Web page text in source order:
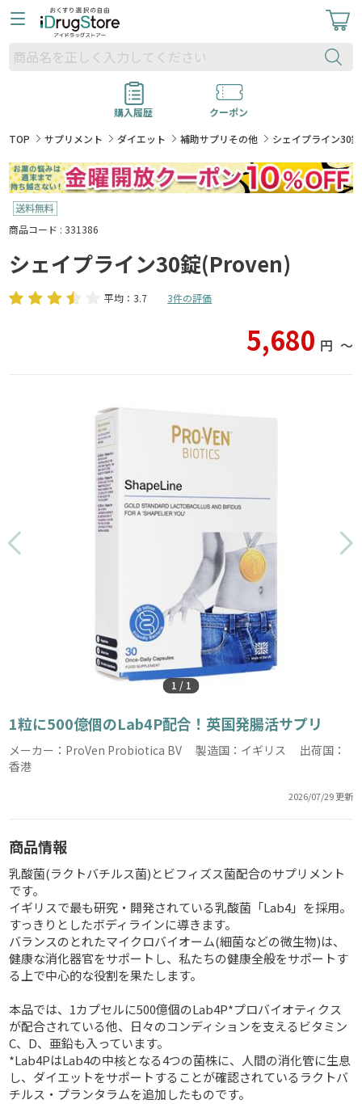
購入履歴
クーポン
TOP
サプリメント ダイエット 補助サプリその他 シェイプライン30
商品コード : 331386
シェイプライン30錠(Proven)
平均：3.7 3件の評価
5,680 円 〜
1 / 1
1粒に500億個のLab4P配合！英国発腸活サプリ
メーカー：ProVen Probiotica BV 製造国：イギリス 出荷国：
香港
2026/07/29 更新
商品情報
乳酸菌(ラクトバチルス菌)とビフィズス菌配合のサプリメント
です。
イギリスで最も研究・開発されている乳酸菌「Lab4」を採用。
すっきりとしたボディラインに導きます。
バランスのとれたマイクロバイオーム(細菌などの微生物)は、
健康な消化器官をサポートし、私たちの健康全般をサポートす
る上で中心的な役割を果たします。
本品では、1カプセルに500億個のLab4P*プロバイオティクス
が配合されている他、日々のコンディションを支えるビタミン
C、D、亜鉛も入っています。
*Lab4PはLab4の中核となる4つの菌株に、人間の消化管に生息
し、ダイエットをサポートすることが確認されているラクトバ
チルス・プランタラムを追加したものです。